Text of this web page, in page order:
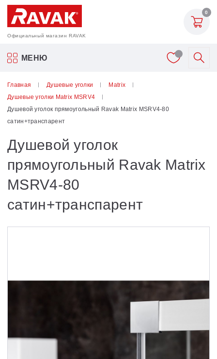
Официальный магазин RAVAK
0
МЕНЮ
Акриловые ванны Ravak
Шторки для ванн
Унитазы и биде
Душевые двери
Сиденья OVO для душевых уголков
Гидромассаж для ванны
Главная Душевые уголки
Matrix
Душевые уголки Matrix MSRV4
Душевой уголок прямоугольный Ravak Matrix MSRV4-80
сатин+транспарент
Душевой уголок
прямоугольный Ravak Matrix
MSRV4-80
сатин+транспарент